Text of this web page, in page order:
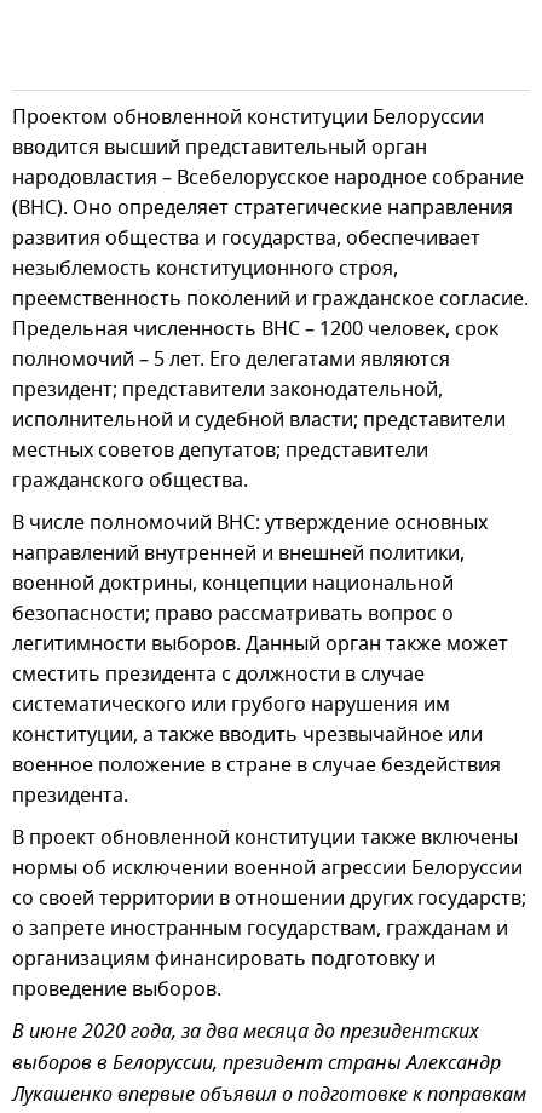
Проектом обновленной конституции Белоруссии
вводится высший представительный орган
народовластия – Всебелорусское народное собрание
(ВНС). Оно определяет стратегические направления
развития общества и государства, обеспечивает
незыблемость конституционного строя,
преемственность поколений и гражданское согласие.
Предельная численность ВНС – 1200 человек, срок
полномочий – 5 лет. Его делегатами являются
президент; представители законодательной,
исполнительной и судебной власти; представители
местных советов депутатов; представители
гражданского общества.
В числе полномочий ВНС: утверждение основных
направлений внутренней и внешней политики,
военной доктрины, концепции национальной
безопасности; право рассматривать вопрос о
легитимности выборов. Данный орган также может
сместить президента с должности в случае
систематического или грубого нарушения им
конституции, а также вводить чрезвычайное или
военное положение в стране в случае бездействия
президента.
В проект обновленной конституции также включены
нормы об исключении военной агрессии Белоруссии
со своей территории в отношении других государств;
о запрете иностранным государствам, гражданам и
организациям финансировать подготовку и
проведение выборов.
В июне 2020 года, за два месяца до президентских
выборов в Белоруссии, президент страны Александр
Лукашенко впервые объявил о подготовке к поправкам